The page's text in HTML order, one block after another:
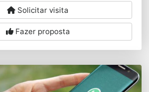
Solicitar visita
Fazer proposta